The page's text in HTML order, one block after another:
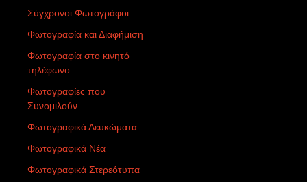
Σύγχρονοι Φωτογράφοι
Φωτογραφία και Διαφήμιση
Φωτογραφία στο κινητό
τηλέφωνο
Φωτογραφίες που
Συνομιλούν
Φωτογραφικά Λευκώματα
Φωτογραφικά Νέα
Φωτογραφικά Στερεότυπα